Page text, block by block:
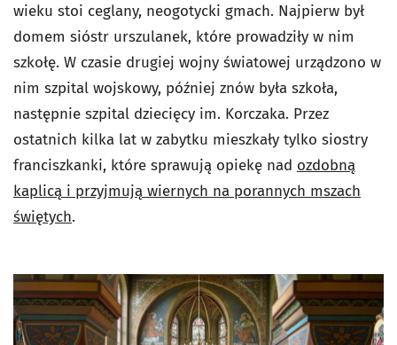
wieku stoi ceglany, neogotycki gmach. Najpierw był
domem sióstr urszulanek, które prowadziły w nim
szkołę. W czasie drugiej wojny światowej urządzono w
nim szpital wojskowy, później znów była szkoła,
następnie szpital dziecięcy im. Korczaka. Przez
ostatnich kilka lat w zabytku mieszkały tylko siostry
franciszkanki, które sprawują opiekę nad ozdobną
kaplicą i przyjmują wiernych na porannych mszach
świętych.